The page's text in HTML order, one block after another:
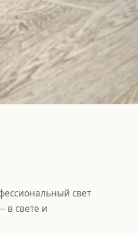
свет
в свете и